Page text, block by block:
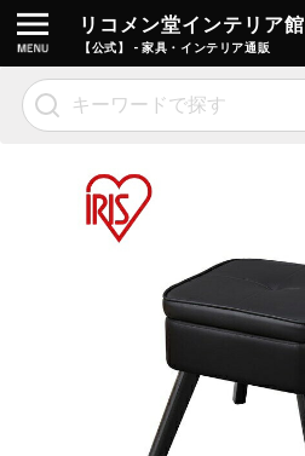
リコメン堂インテリア館
【公式】 - 家具・インテリア通販